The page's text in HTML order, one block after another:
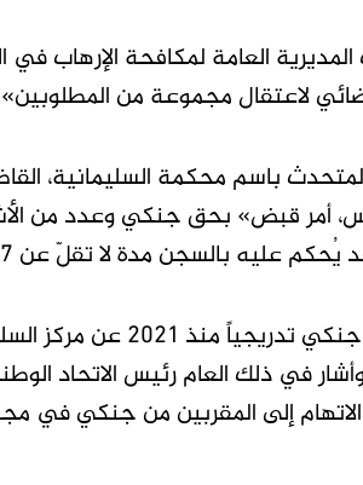
العامة لمكافحة الإرهاب
لاعتقال مجموعة من
باسم محكمة السليمانية،
أمر قبض» بحق جنكي وعدد من
عليه بالسجن مدة لا تقلّ عن 7 أعوام، في حال ثبتت التهمة».
وأُبعد جنكي
في ذلك العام رئيس الاتحاد
إلى المقربين من جنكي في